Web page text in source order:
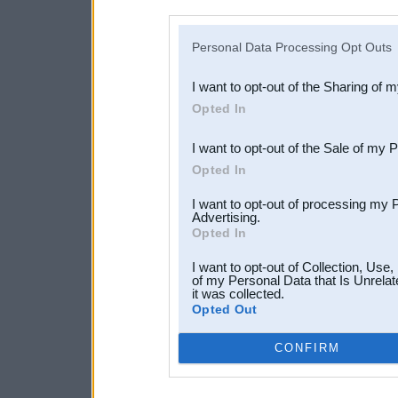
Downstream Participants
third parties.
Personal Data Processing Opt Outs
I want to opt-out of the Sharing of
Opted In
I want to opt-out of the Sale of my
Opted In
I want to opt-out of processing my
Advertising.
Opted In
I want to opt-out of Collection,
of my Personal Data that Is
it was collected.
Opted Out
CONFIRM